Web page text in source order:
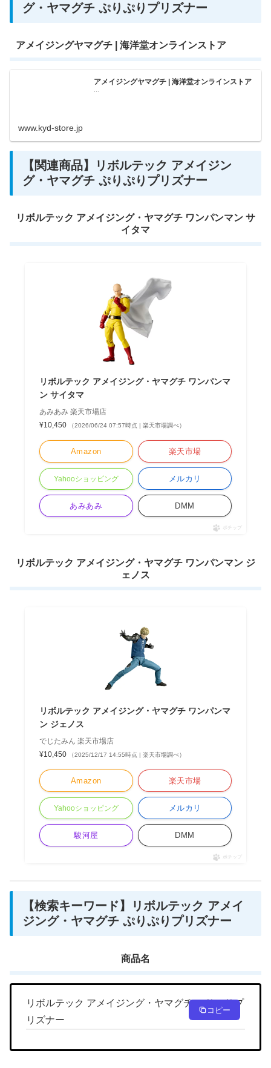
グ・ヤマグチ ぷりぷりプリズナー
アメイジングヤマグチ | 海洋堂オンラインストア
アメイジングヤマグチ | 海洋堂オンラインストア
www.kyd-store.jp
【関連商品】リボルテック アメイジン
グ・ヤマグチ ぷりぷりプリズナー
リボルテック アメイジング・ヤマグチ ワンパンマン サ
イタマ
リボルテック アメイジング・ヤマグチ ワンパンマ
ン サイタマ
あみあみ 楽天市場店
¥10,450
（2026/06/24 07:57時点 | 楽天市場調べ）
Amazon 楽天市場
Yahooショッピング メルカリ
あみあみ DMM
ポチップ
リボルテック アメイジング・ヤマグチ ワンパンマン ジ
ェノス
リボルテック アメイジング・ヤマグチ ワンパンマ
ン ジェノス
でじたみん 楽天市場店
¥10,450
（2025/12/17 14:55時点 | 楽天市場調べ）
Amazon 楽天市場
Yahooショッピング メルカリ
駿河屋 DMM
ポチップ
【検索キーワード】リボルテック アメイ
ジング・ヤマグチ ぷりぷりプリズナー
商品名
リボルテック アメイジング・ヤマグチ ぷりぷりプ
リズナー
コピー